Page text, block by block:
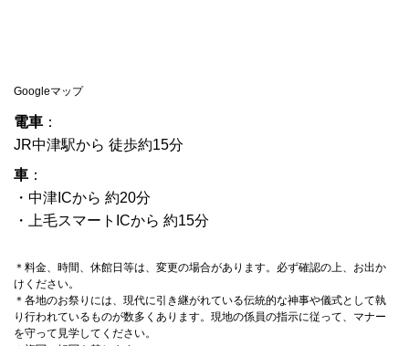
Googleマップ
電車 ：
JR中津駅から 徒歩約15分
車 ：
・中津ICから 約20分
・上毛スマートICから 約15分
＊料金、時間、休館日等は、変更の場合があります。必ず確認の上、お出か
けください。
＊各地のお祭りには、現代に引き継がれている伝統的な神事や儀式として執
り行われているものが数多くあります。現地の係員の指示に従って、マナー
を守って見学してください。